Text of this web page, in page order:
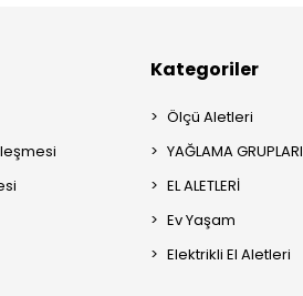
Kategoriler
Ölçü Aletleri
YAĞLAMA GRUPLARI
EL ALETLERİ
Ev Yaşam
Elektrikli El Aletleri